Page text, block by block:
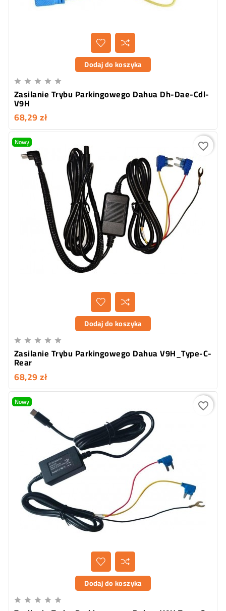
Dodaj do koszyka
    
Zasilanie Trybu Parkingowego Dahua Dh-Dae-Cdl-
V9H
68,29 zł
Nowy
Dodaj do koszyka
    
Zasilanie Trybu Parkingowego Dahua V9H_Type-C-
Rear
68,29 zł
favorite_border
Nowy
Dodaj do koszyka
    
favorite_border